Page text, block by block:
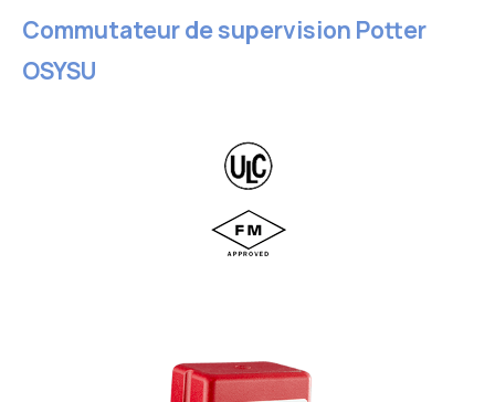
Commutateur de supervision Potter
OSYSU